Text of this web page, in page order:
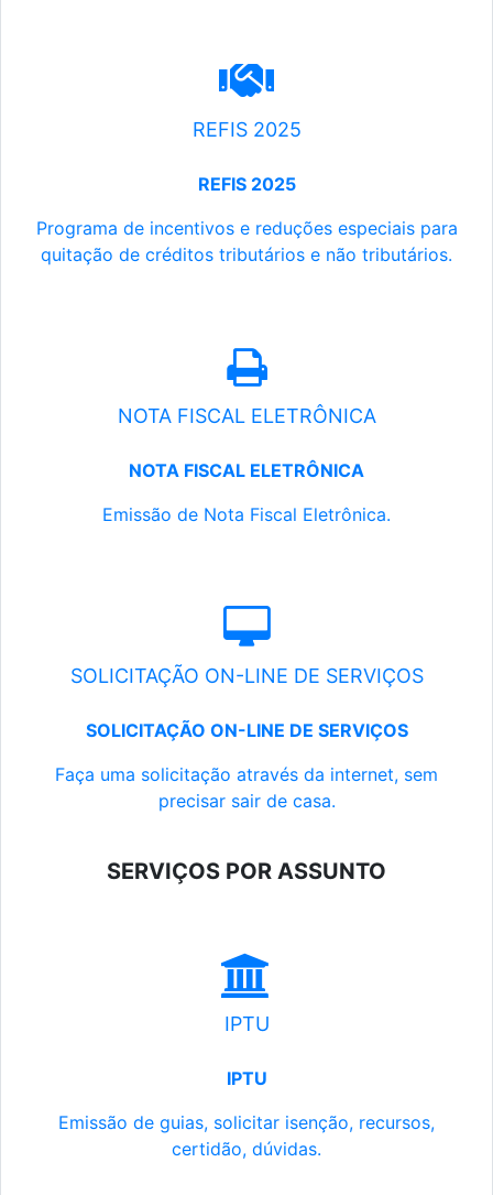
REFIS 2025
REFIS 2025
Programa de incentivos e reduções especiais para
quitação de créditos tributários e não tributários.
NOTA FISCAL ELETRÔNICA
NOTA FISCAL ELETRÔNICA
Emissão de Nota Fiscal Eletrônica.
SOLICITAÇÃO ON-LINE DE SERVIÇOS
SOLICITAÇÃO ON-LINE DE SERVIÇOS
Faça uma solicitação através da internet, sem
precisar sair de casa.
SERVIÇOS POR ASSUNTO
IPTU
IPTU
Emissão de guias, solicitar isenção, recursos,
certidão, dúvidas.